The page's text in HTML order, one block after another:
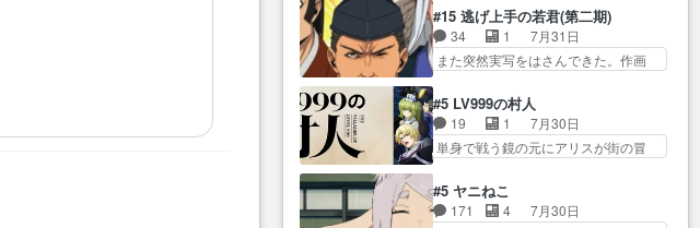
猫の動き… 登場人物の我が強
い。新しい獅子舞に拘って… 第
５話をprimevideoで視聴しまし…
ン… トイ・ストーリーみたいな
始まり。流石に除… 猫相手にな
んでそんなに…と思ったらそう
化け猫は油が好物… 今回はあか
やし1体のみで15分。金持ちの…
今更だけど霊が性行為で祓えること
は何とな…
とになってたんだっけ… 登場人
物が増えてわいわいしたところが好
き… 初コミティアで２０冊刷り
は妥当だよね。俺… 藤森さんの
が⋯… 〜漫画に「想い」をこめ
よう｣娘に漫画であ… 何回この作
品に泣かされるのだろう。光が
っていいなあ。同… コミティア
参加のしおりを徹夜で作る先生
#15 逃げ上手の若君(第二期)
34 1
7月31日
また突然実写をはさんできた。作画
る事と分かると水を得た… 30歳
まで童貞だと魔法使いになれるとい
う… こっちの諏訪の三大将もま
たクセが強いw色… 頼重が完全に
が… 弧次郎「欲を我慢して強く
なれるなら大飯食… 変化球な演
#5 LV999の村人
19 1
7月30日
単身で戦う鏡の元にアリスが街の冒
に飲み込まれた転生者と… みん
なががんばってくれたアリスの父ち
#5 ヤニねこ
171 4
7月30日